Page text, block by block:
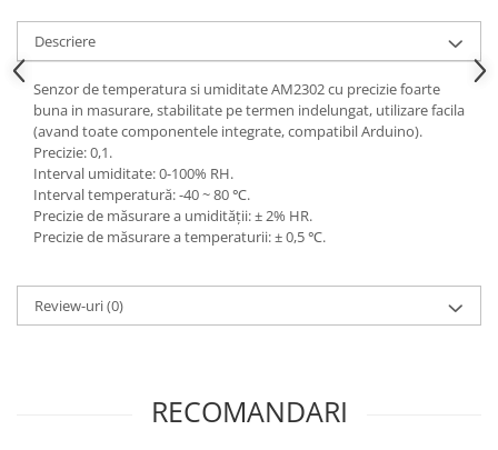
Invertoare DC-AC
Panouri solare
Scule si aparate de masura
Aparate de masura si testare
Scule manuale si electrice
Lipit si accesorii lipit
Cabluri, conectori si izolatie
incalzire
Echipamente si accesorii banc
Cabluri si adaptoare
Descriere
Senzor de temperatura si umiditate AM2302 cu precizie foarte
buna in masurare, stabilitate pe termen indelungat, utilizare facila
(avand toate componentele integrate, compatibil Arduino).
Precizie: 0,1.
Interval umiditate: 0-100% RH.
Interval temperatură: -40 ~ 80 ℃.
Precizie de măsurare a umidității: ± 2% HR.
Precizie de măsurare a temperaturii: ± 0,5 ℃.
Review-uri(0)
RECOMANDARI